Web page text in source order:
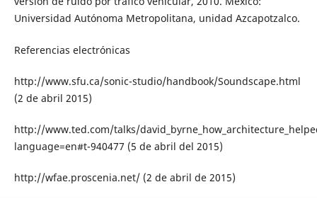
Universidad Autónoma Metropolitana, unidad Azcapotzalco.
Referencias electrónicas
http://www.sfu.ca/sonic-studio/handbook/Soundscape.html
(2 de abril 2015)
http://www.ted.com/talks/
language=en#t-940477 (5 de abril del 2015)
http://wfae.proscenia.net/ (2 de abril de 2015)